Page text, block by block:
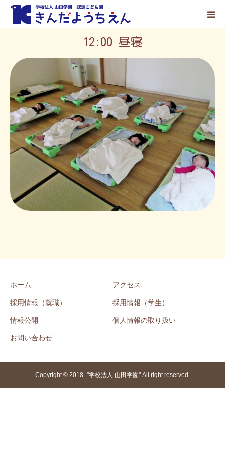
12:00 昼寝
ホーム アクセス
採用情報（就職） 採用情報（学生）
情報公開 個人情報の取り扱い
お問い合わせ
Copyright © 2018- "学校法人 山田学園" All right reserved.
こどもの生活
入園案内
お知らせ
採用情報